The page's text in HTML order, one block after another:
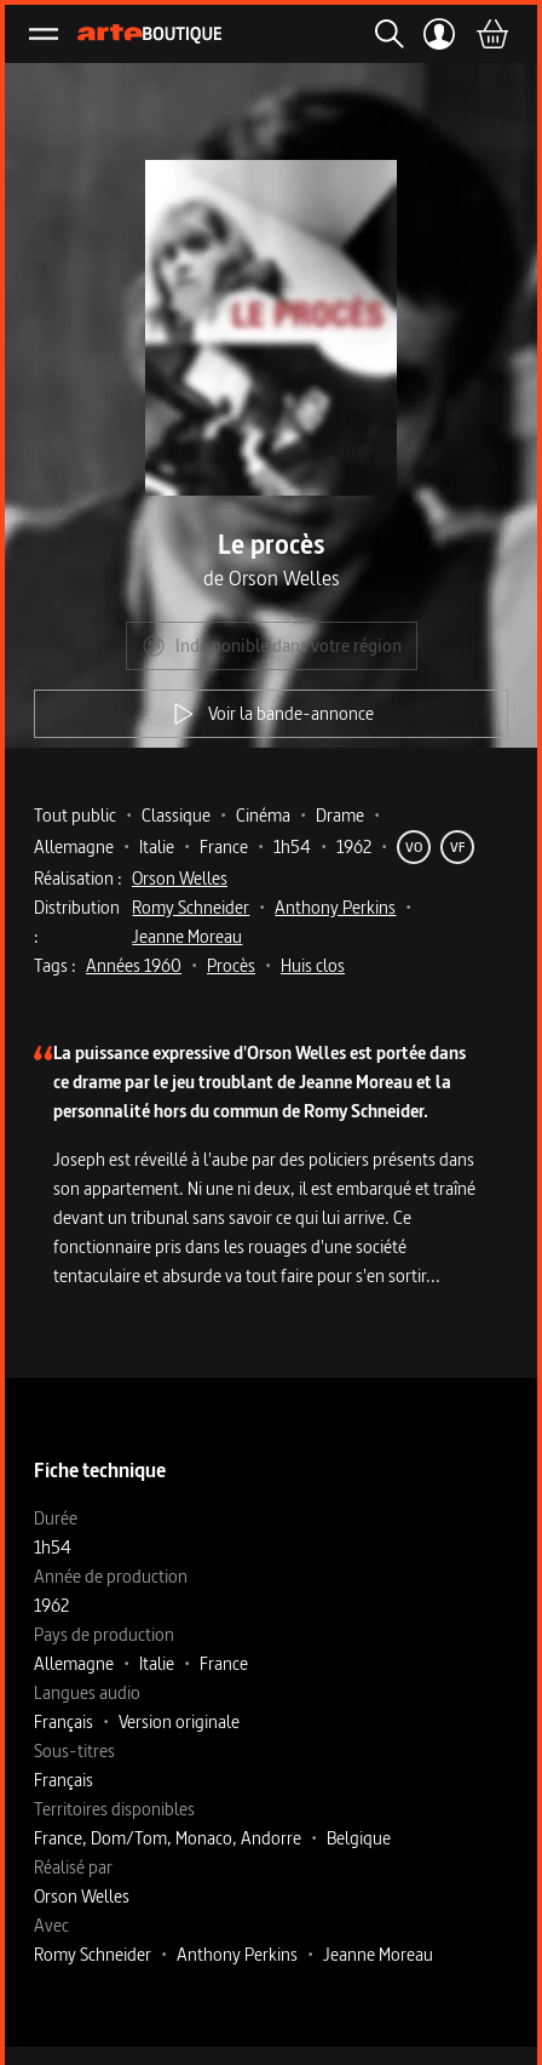
Ouvrir le menu
Le procès
deOrson Welles
Indisponible dans votre région
Voir la bande-annonce
Metadata du programme
Tout public • Classique • Cinéma • Drame •
Allemagne • Italie • France • 1h54 • 1962 • VO VF
Réalisation : Orson Welles
Distribution
:
Romy Schneider • Anthony Perkins •
Jeanne Moreau
Tags : Années 1960 • Procès • Huis clos
La puissance expressive d'Orson Welles est portée dans
ce drame par le jeu troublant de Jeanne Moreau et la
personnalité hors du commun de Romy Schneider.
Joseph est réveillé à l'aube par des policiers présents dans
son appartement. Ni une ni deux, il est embarqué et traîné
devant un tribunal sans savoir ce qui lui arrive. Ce
fonctionnaire pris dans les rouages d'une société
tentaculaire et absurde va tout faire pour s'en sortir...
Fiche technique
Fiche technique section gauche
Durée
1h54
Année de production
1962
Pays de production
Allemagne • Italie • France
Langues audio
Français • Version originale
Sous-titres
Français
Territoires disponibles
France, Dom/Tom, Monaco, Andorre • Belgique
Fiche technique section droite
Réalisé par
Orson Welles
Avec
Romy Schneider • Anthony Perkins • Jeanne Moreau